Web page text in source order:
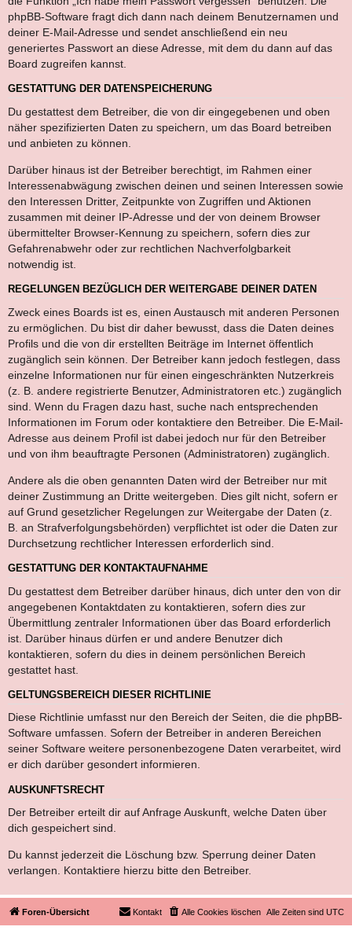
phpBB-Software fragt dich dann nach deinem Benutzernamen und
deiner E-Mail-Adresse und sendet anschließend ein neu
generiertes Passwort an diese Adresse, mit dem du dann auf das
Board zugreifen kannst.
GESTATTUNG DER DATENSPEICHERUNG
Du gestattest dem Betreiber, die von dir eingegebenen und oben
näher spezifizierten Daten zu speichern, um das Board betreiben
und anbieten zu können.
Darüber hinaus ist der Betreiber berechtigt, im Rahmen einer
Interessenabwägung zwischen deinen und seinen Interessen sowie
den Interessen Dritter, Zeitpunkte von Zugriffen und Aktionen
zusammen mit deiner IP-Adresse und der von deinem Browser
übermittelter Browser-Kennung zu speichern, sofern dies zur
Gefahrenabwehr oder zur rechtlichen Nachverfolgbarkeit
notwendig ist.
REGELUNGEN BEZÜGLICH DER WEITERGABE DEINER DATEN
Zweck eines Boards ist es, einen Austausch mit anderen Personen
zu ermöglichen. Du bist dir daher bewusst, dass die Daten deines
Profils und die von dir erstellten Beiträge im Internet öffentlich
zugänglich sein können. Der Betreiber kann jedoch festlegen, dass
einzelne Informationen nur für einen eingeschränkten Nutzerkreis
(z. B. andere registrierte Benutzer, Administratoren etc.) zugänglich
sind. Wenn du Fragen dazu hast, suche nach entsprechenden
Informationen im Forum oder kontaktiere den Betreiber. Die E-Mail-
Adresse aus deinem Profil ist dabei jedoch nur für den Betreiber
und von ihm beauftragte Personen (Administratoren) zugänglich.
Andere als die oben genannten Daten wird der Betreiber nur mit
deiner Zustimmung an Dritte weitergeben. Dies gilt nicht, sofern er
auf Grund gesetzlicher Regelungen zur Weitergabe der Daten (z.
B. an Strafverfolgungsbehörden) verpflichtet ist oder die Daten zur
Durchsetzung rechtlicher Interessen erforderlich sind.
GESTATTUNG DER KONTAKTAUFNAHME
Du gestattest dem Betreiber darüber hinaus, dich unter den von dir
angegebenen Kontaktdaten zu kontaktieren, sofern dies zur
Übermittlung zentraler Informationen über das Board erforderlich
ist. Darüber hinaus dürfen er und andere Benutzer dich
kontaktieren, sofern du dies in deinem persönlichen Bereich
gestattet hast.
GELTUNGSBEREICH DIESER RICHTLINIE
Diese Richtlinie umfasst nur den Bereich der Seiten, die die phpBB-
Software umfassen. Sofern der Betreiber in anderen Bereichen
seiner Software weitere personenbezogene Daten verarbeitet, wird
er dich darüber gesondert informieren.
AUSKUNFTSRECHT
Der Betreiber erteilt dir auf Anfrage Auskunft, welche Daten über
dich gespeichert sind.
Du kannst jederzeit die Löschung bzw. Sperrung deiner Daten
verlangen. Kontaktiere hierzu bitte den Betreiber.
Foren-Übersicht Alle Zeiten sind UTC
Alle Cookies löschen
Kontakt